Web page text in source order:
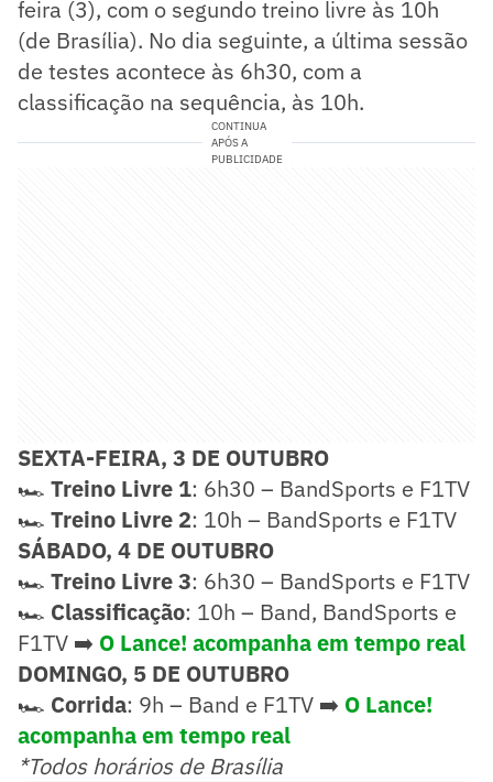
feira (3), com o segundo treino livre às 10h
(de Brasília). No dia seguinte, a última sessão
de testes acontece às 6h30, com a
classificação na sequência, às 10h.
CONTINUA
APÓS A
PUBLICIDADE
SEXTA-FEIRA, 3 DE OUTUBRO
🏎️ Treino Livre 1: 6h30 – BandSports e F1TV
🏎️ Treino Livre 2: 10h – BandSports e F1TV
SÁBADO, 4 DE OUTUBRO
🏎️ Treino Livre 3: 6h30 – BandSports e F1TV
🏎️ Classificação: 10h – Band, BandSports e
F1TV ➡️ O Lance! acompanha em tempo real
DOMINGO, 5 DE OUTUBRO
🏎️ Corrida: 9h – Band e F1TV ➡️ O Lance!
acompanha em tempo real
*Todos horários de Brasília